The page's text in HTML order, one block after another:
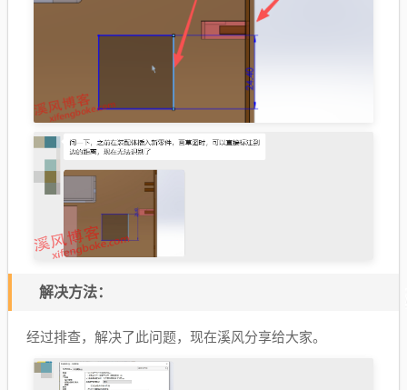
解决方法：
经过排查，解决了此问题，现在溪风分享给大家。